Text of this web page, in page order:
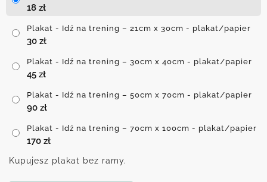
18 zł
Plakat - Idź na trening – 21cm x 30cm - plakat/papier
30 zł
Plakat - Idź na trening – 30cm x 40cm - plakat/papier
45 zł
Plakat - Idź na trening – 50cm x 70cm - plakat/papier
90 zł
Plakat - Idź na trening – 70cm x 100cm - plakat/papier
170 zł
Kupujesz plakat bez ramy.